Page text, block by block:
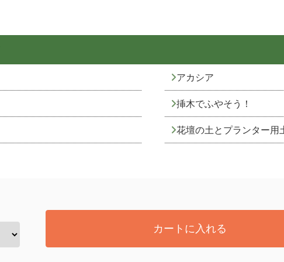
アカシア
挿木でふやそう！
花壇の土とプランター用
カートに入れる